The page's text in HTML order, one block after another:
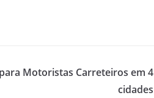
Motoristas Carreteiros em 4
cidades